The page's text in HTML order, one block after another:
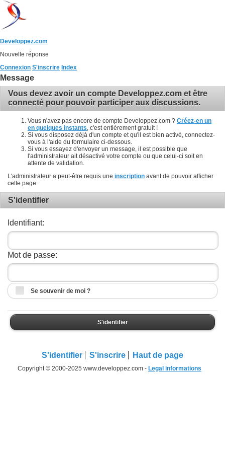
Developpez.com
Nouvelle réponse
Connexion S'inscrire Index
Message
Vous devez avoir un compte Developpez.com et être
connecté pour pouvoir participer aux discussions.
Vous n'avez pas encore de compte Developpez.com ? Créez-en un
en quelques instants , c'est entièrement gratuit !
Si vous disposez déjà d'un compte et qu'il est bien activé, connectez-
vous à l'aide du formulaire ci-dessous.
Si vous essayez d'envoyer un message, il est possible que
l'administrateur ait désactivé votre compte ou que celui-ci soit en
attente de validation.
L'administrateur a peut-être requis une inscription avant de pouvoir afficher
cette page.
S'identifier
Identifiant:
Mot de passe:
Se souvenir de moi ?
S'identifier
S'identifier S'inscrire Haut de page
Copyright © 2000-2025 www.developpez.com - Legal informations